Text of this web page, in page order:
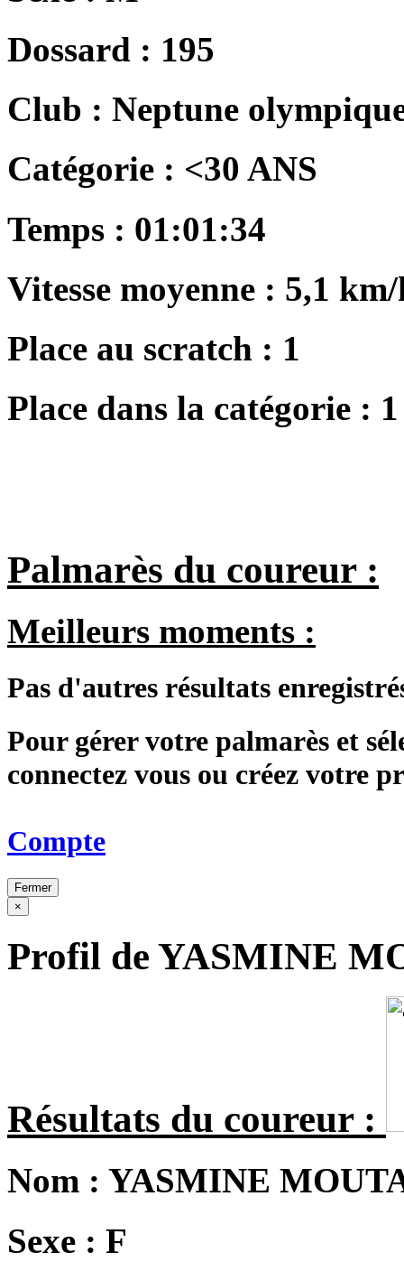
Dossard : 195
Club : Neptune
Catégorie : <30 ANS
Temps : 01:01:34
Vitesse moyenne : 5,1
Place au scratch : 1
Place dans la catégorie : 1
Palmarès du coureur :
Meilleurs moments :
Pas d'autres résultats
Pour gérer votre palmarès et
connectez vous ou créez votre
Compte
Fermer
×
Profil de YASMINE
Résultats du coureur :
Nom : YASMINE
Sexe : F